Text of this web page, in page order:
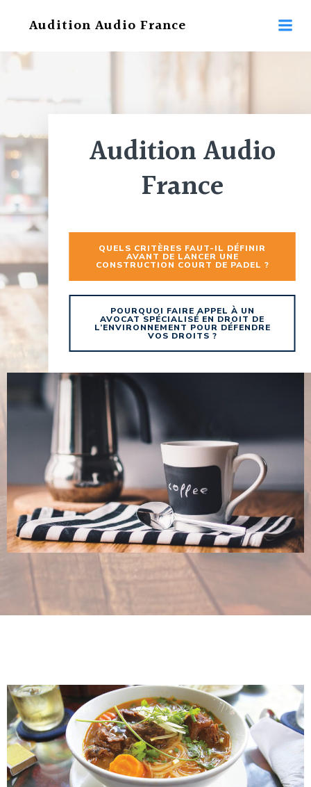
au
Audition Audio France
Audition Audio
France
QUELS CRITÈRES FAUT-IL DÉFINIR
AVANT DE LANCER UNE
CONSTRUCTION COURT DE PADEL ?
POURQUOI FAIRE APPEL À UN
AVOCAT SPÉCIALISÉ EN DROIT DE
L’ENVIRONNEMENT POUR DÉFENDRE
VOS DROITS ?